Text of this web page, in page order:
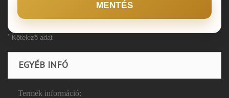
MENTÉS
* Kötelező adat
EGYÉB INFÓ
Termék információ: